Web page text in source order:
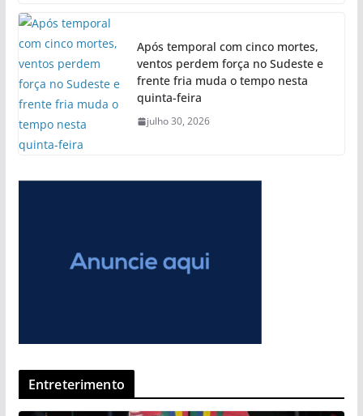
Após temporal com cinco mortes,
ventos perdem força no Sudeste e
frente fria muda o tempo nesta
quinta-feira
julho 30, 2026
Entreterimento